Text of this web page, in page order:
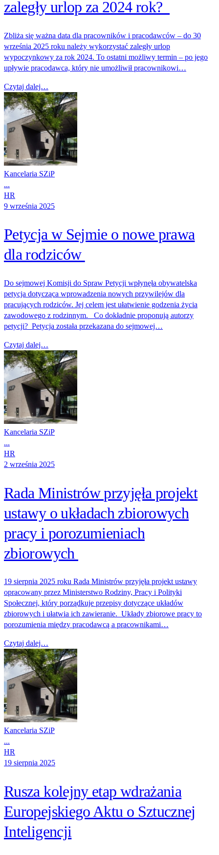
zaległy urlop za 2024 rok?
Zbliża się ważna data dla pracowników i pracodawców – do 30
września 2025 roku należy wykorzystać zaległy urlop
wypoczynkowy za rok 2024. To ostatni możliwy termin – po jego
upływie pracodawca, który nie umożliwił pracownikowi…
Czytaj dalej…
Kancelaria SZiP
...
HR
9 września 2025
Petycja w Sejmie o nowe prawa
dla rodziców
Do sejmowej Komisji do Spraw Petycji wpłynęła obywatelska
petycja dotycząca wprowadzenia nowych przywilejów dla
pracujących rodziców. Jej celem jest ułatwienie godzenia życia
zawodowego z rodzinnym. Co dokładnie proponują autorzy
petycji? Petycja została przekazana do sejmowej…
Czytaj dalej…
Kancelaria SZiP
...
HR
2 września 2025
Rada Ministrów przyjęła projekt
ustawy o układach zbiorowych
pracy i porozumieniach
zbiorowych
19 sierpnia 2025 roku Rada Ministrów przyjęła projekt ustawy
opracowany przez Ministerstwo Rodziny, Pracy i Polityki
Społecznej, który porządkuje przepisy dotyczące układów
zbiorowych i ułatwia ich zawieranie. Układy zbiorowe pracy to
porozumienia między pracodawcą a pracownikami…
Czytaj dalej…
Kancelaria SZiP
...
HR
19 sierpnia 2025
Rusza kolejny etap wdrażania
Europejskiego Aktu o Sztucznej
Inteligencji